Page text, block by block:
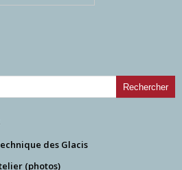
des Glacis
(photos)